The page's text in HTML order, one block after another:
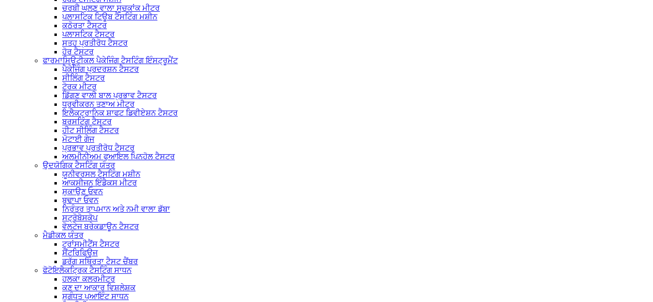
ਚਰਬੀ ਘੁਲਣ ਵਾਲਾ ਸੂਚਕਾਂਕ ਮੀਟਰ
ਪਲਾਸਟਿਕ ਟਿਊਬ ਟੈਸਟਿੰਗ ਮਸ਼ੀਨ
ਕਠੋਰਤਾ ਟੈਸਟਰ
ਪਲਾਸਟਿਕ ਟੈਸਟਰ
ਸਤਹ ਪ੍ਰਤੀਰੋਧ ਟੈਸਟਰ
ਹੋਰ ਟੈਸਟਰ
ਫਾਰਮਾਸਿਊਟੀਕਲ ਪੈਕੇਜਿੰਗ ਟੈਸਟਿੰਗ ਇੰਸਟ੍ਰੂਮੈਂਟ
ਪੈਕੇਜਿੰਗ ਪ੍ਰਦਰਸ਼ਨ ਟੈਸਟਰ
ਸੀਲਿੰਗ ਟੈਸਟਰ
ਟੋਰਕ ਮੀਟਰ
ਡਿੱਗਣ ਵਾਲੀ ਬਾਲ ਪ੍ਰਭਾਵ ਟੈਸਟਰ
ਧਰੁਵੀਕਰਨ ਤਣਾਅ ਮੀਟਰ
ਇਲੈਕਟ੍ਰਾਨਿਕ ਸ਼ਾਫਟ ਡਿਵੀਏਸ਼ਨ ਟੈਸਟਰ
ਬਰਸਟਿੰਗ ਟੈਸਟਰ
ਹੀਟ ਸੀਲਿੰਗ ਟੈਸਟਰ
ਮੋਟਾਈ ਗੇਜ
ਪ੍ਰਭਾਵ ਪ੍ਰਤੀਰੋਧ ਟੈਸਟਰ
ਅਲਮੀਨੀਅਮ ਫੁਆਇਲ ਪਿਨਹੋਲ ਟੈਸਟਰ
ਉਦਯੋਗਿਕ ਟੈਸਟਿੰਗ ਯੰਤਰ
ਯੂਨੀਵਰਸਲ ਟੈਸਟਿੰਗ ਮਸ਼ੀਨ
ਆਕਸੀਜਨ ਇੰਡੈਕਸ ਮੀਟਰ
ਸੁਕਾਉਣ ਓਵਨ
ਬੁਢਾਪਾ ਓਵਨ
ਨਿਰੰਤਰ ਤਾਪਮਾਨ ਅਤੇ ਨਮੀ ਵਾਲਾ ਡੱਬਾ
ਸਟ੍ਰੋਬੋਸਕੋਪ
ਵੋਲਟੇਜ ਬਰੇਕਡਾਊਨ ਟੈਸਟਰ
ਮੈਡੀਕਲ ਯੰਤਰ
ਟ੍ਰਾਂਸਮੀਟੈਂਸ ਟੈਸਟਰ
ਸੈਂਟਰਿਫਿਊਜ
ਡਰੱਗ ਸਥਿਰਤਾ ਟੈਸਟ ਚੈਂਬਰ
ਫੋਟੋਇਲੈਕਟ੍ਰਿਕ ਟੈਸਟਿੰਗ ਸਾਧਨ
ਹਲਕਾ ਕਲਰਮੀਟਰ
ਕਣ ਦਾ ਆਕਾਰ ਵਿਸ਼ਲੇਸ਼ਕ
ਸੁਗੰਧਤ ਪੁਆਇੰਟ ਸਾਧਨ